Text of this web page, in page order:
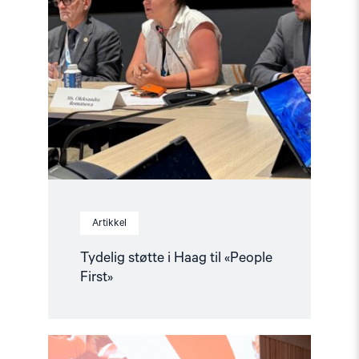
Artikkel
Tydelig støtte i Haag til «People
First»
article